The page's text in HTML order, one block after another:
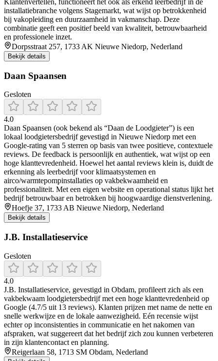
installatiebranche volgens Stagemarkt, wat wijst op betrokkenheid
bij vakopleiding en duurzaamheid in vakmanschap. Deze
combinatie geeft een positief beeld van kwaliteit, betrouwbaarheid
en professionele inzet.
Dorpsstraat 257, 1733 AK Nieuwe Niedorp, Nederland
Bekijk details
Daan Spaansen
Gesloten
4.0
Daan Spaansen (ook bekend als “Daan de Loodgieter”) is een
lokaal loodgietersbedrijf gevestigd in Nieuwe Niedorp met een
Google-rating van 5 sterren op basis van twee positieve, contextuele
reviews. De feedback is persoonlijk en authentiek, wat wijst op een
hoge klanttevredenheid. Hoewel het aantal reviews klein is, duidt de
erkenning als leerbedrijf voor klimaatsystemen en
airco/warmtepompinstallaties op vakbekwaamheid en
professionaliteit. Met een eigen website en operational status lijkt het
bedrijf betrouwbaar en betrokken bij hoogwaardige dienstverlening.
Hoefje 37, 1733 AB Nieuwe Niedorp, Nederland
Bekijk details
J.B. Installatieservice
Gesloten
4.0
J.B. Installatieservice, gevestigd in Obdam, profileert zich als een
vakbekwaam loodgietersbedrijf met een hoge klanttevredenheid op
Google (4.7/5 uit 13 reviews). Klanten prijzen met name de nette en
snelle werkwijze en de lokale aanwezigheid. Eén recensie wijst
echter op inconsistenties in communicatie en het nakomen van
afspraken, wat suggereert dat het bedrijf zich zou kunnen verbeteren
in zijn klantencontact en planning.
Reigerlaan 58, 1713 SM Obdam, Nederland